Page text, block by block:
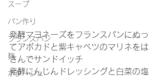
スープ
パン作り
フランスパン
麹
ポタージュ
発酵マヨネーズをフランスパンにぬっ
てアボカドと紫キャベツのマリネをは
さんでサンドイッチ
発酵にんじんドレッシングと白菜の塩